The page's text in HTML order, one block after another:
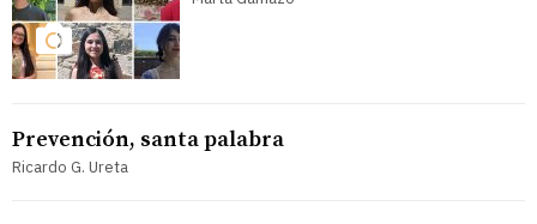
Prevención, santa palabra
Ricardo G. Ureta